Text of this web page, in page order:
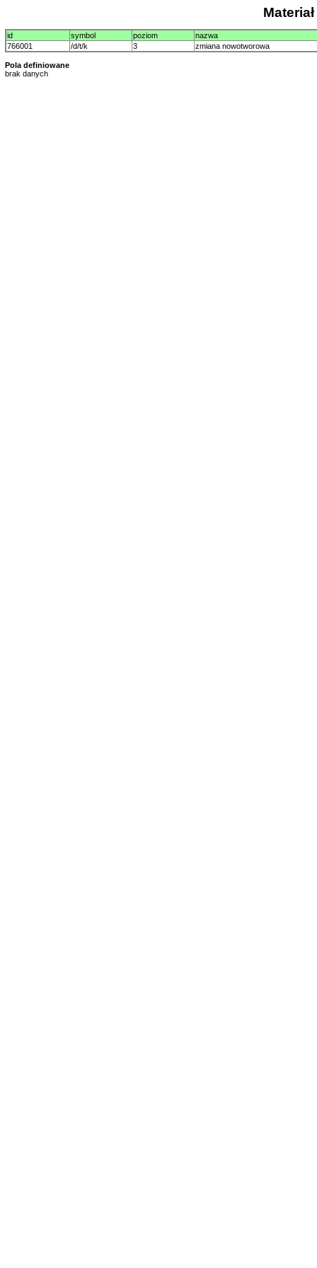
id symbol poziom
nazwa
766001
/d/t/k 3 zmiana nowotworowa
Pola definiowane
brak danych